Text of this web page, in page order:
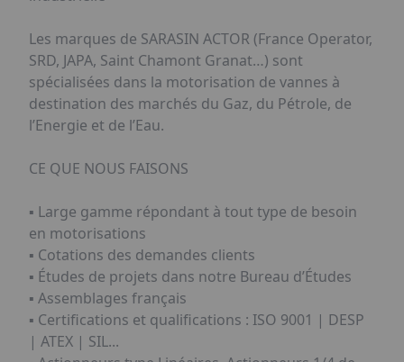
Les marques de SARASIN ACTOR (France Operator,
SRD, JAPA, Saint Chamont Granat…) sont
spécialisées dans la motorisation de vannes à
destination des marchés du Gaz, du Pétrole, de
l’Energie et de l’Eau.
CE QUE NOUS FAISONS
▪️ Large gamme répondant à tout type de besoin
en motorisations
▪️ Cotations des demandes clients
▪️ Études de projets dans notre Bureau d’Études
▪️ Assemblages français
▪️ Certifications et qualifications : ISO 9001 | DESP
| ATEX | SIL...